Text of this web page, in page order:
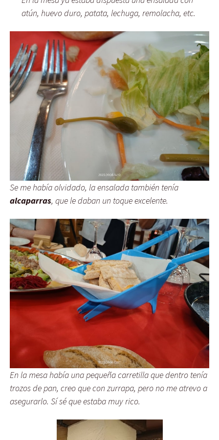
atún, huevo duro, patata, lechuga, remolacha, etc.
Se me había olvidado, la ensalada también tenía
alcaparras, que le daban un toque excelente.
En la mesa había una pequeña carretilla que dentro tenía
trozos de pan, creo que con zurrapa, pero no me atrevo a
asegurarlo. Sí sé que estaba muy rico.